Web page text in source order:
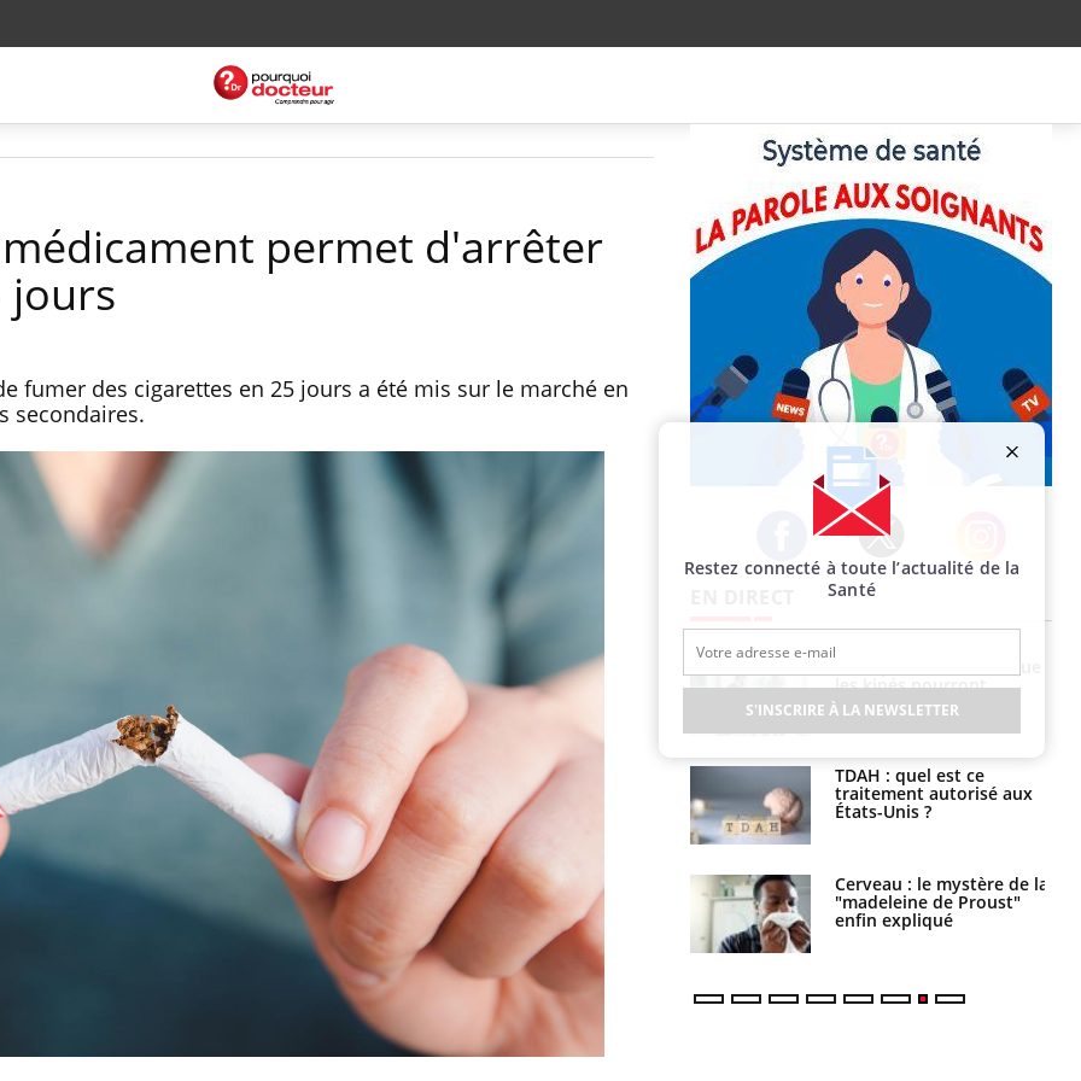
médicament permet d'arrêter
jours
fumer des cigarettes en 25 jours a été mis sur le marché en
secondaires.
Facebook Twitter Instagram
lecture ?
Mordue par une tique en
vacances, elle reste dans
le coma pendant 42 jours
Mordue par un
barracuda, une petite fille
secourue grâce à un
Légionellose en Suisse :
quelle est l’origine de la
contamination ?
Allergies alimentaires :
une nouvelle arme contre
les réactions sévères
Comment gérer le
sommeil des enfants en
vacances ?
les kinés pourront
bientôt faire
TDAH : quel est ce
traitement autorisé aux
États-Unis ?
Cerveau : le mystère de la
"madeleine de Proust"
enfin expliqué
Restez connecté à toute l’actualité de la
Santé
S'INSCRIRE À LA NEWSLETTER